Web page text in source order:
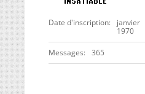
Date d'inscription
janvier
1970
Messages 365